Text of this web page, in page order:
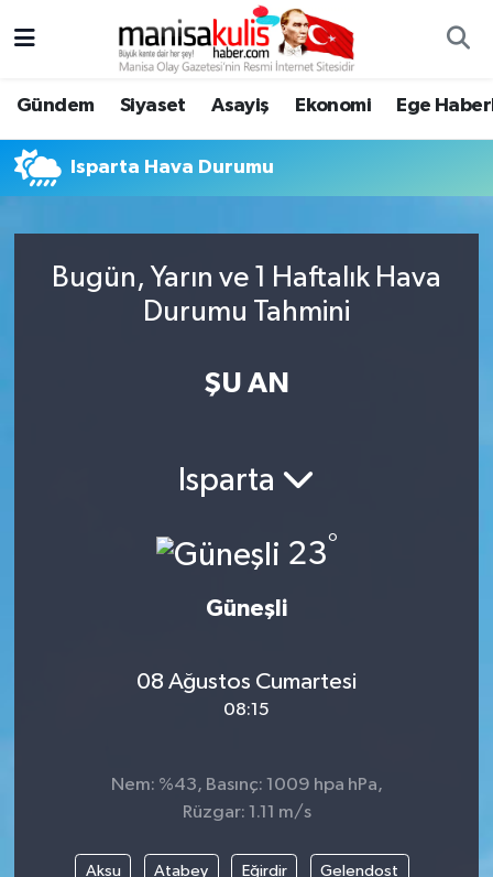
Gündem Siyaset Asayiş Ekonomi Ege
Isparta Hava Durumu
Bugün, Yarın ve 1 Haftalık Hava
Durumu Tahmini
ŞU AN
Isparta
23°
Güneşli
08 Ağustos Cumartesi
08:15
Nem: %43, Basınç: 1009 hpa hPa,
Rüzgar: 1.11 m/s
Aksu Atabey Eğirdir Gelendost
Ege Haberleri
Ekonomi
Yunusemre Hava Durumu
Yunusemre Trafik Yoğunluk Haritası
Tüm Manşetler